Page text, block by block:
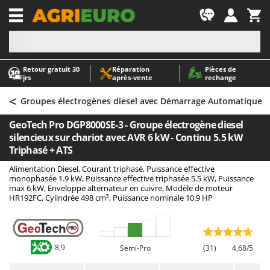
Retour gratuit 30
jrs
Réparation
après‑vente
Pièces de
rechange
-1
A
Abris de jardin
Accessoires pour tracteurs tondeuses autoportés
Aérateurs Scarificateurs pour gazon
Arracheuses de pommes de terre pour tracteur
Aspirateurs - Balais Électriques
Aspirateurs à cendres
Aspirateurs à feuilles sur roues
Aspirateurs Multifonctions
Atomiseurs agricoles pour tracteurs
A
AgriEuro Premium
AgriEuro TOP-LINE
AGT
Aima
Airmec
AL-KO
Alce
Alpina
< Groupes électrogènes diesel avec Démarrage Automatique
GeoTech Pro DGP8000SE-3 - Groupe électrogène diesel
silencieux sur chariot avec AVR 6 kW - Continu 5.5 kW
Triphasé + ATS
Alimentation Diesel, Courant triphasé, Puissance effective
monophasée 1.9 kW, Puissance effective triphasée 5.5 kW, Puissance
max 6 kW, Enveloppe alternateur en cuivre, Modèle de moteur
HR192FC, Cylindrée 498 cm³, Puissance nominale 10.9 HP
8,9 Semi-Pro (31) 4,68/5